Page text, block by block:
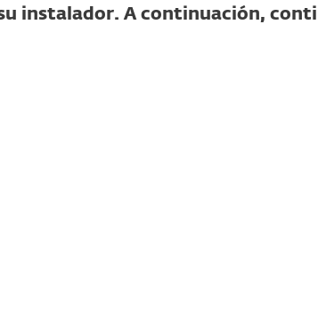
instalador. A continuación,